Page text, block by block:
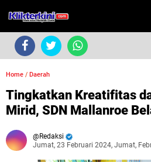
Home / Daerah
Tingkatkan Kreatifitas
Mirid, SDN Mallanroe
Redaksi
Jumat, 23 Februari 2024, Jumat,